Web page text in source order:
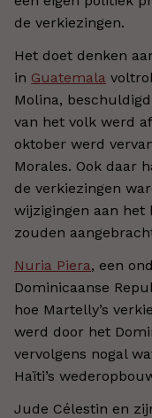
de verkiezingen.
Het doet denken
in Guatemala
Molina,
van het volk werd
oktober werd
Morales. Ook daar
de verkiezingen
wijzigingen aan het
zouden
Nuria Piera, een
Dominicaanse
hoe Martelly’s
werd door het
vervolgens nogal
Haïti’s
Jude Célestin en